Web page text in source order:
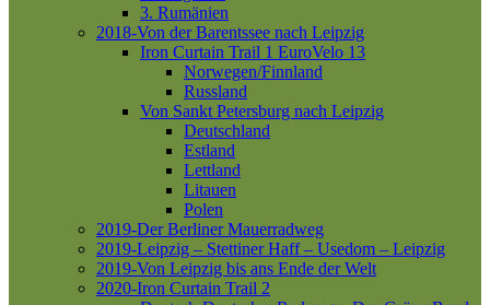
3. Rumänien
2018-Von der Barentssee nach Leipzig
Iron Curtain Trail 1 EuroVelo 13
Norwegen/Finnland
Russland
Von Sankt Petersburg nach Leipzig
Deutschland
Estland
Lettland
Litauen
Polen
2019-Der Berliner Mauerradweg
2019-Leipzig – Stettiner Haff – Usedom – Leipzig
2019-Von Leipzig bis ans Ende der Welt
2020-Iron Curtain Trail 2